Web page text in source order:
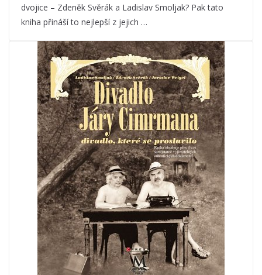
dvojice – Zdeněk Svěrák a Ladislav Smoljak? Pak tato
kniha přináší to nejlepší z jejich …